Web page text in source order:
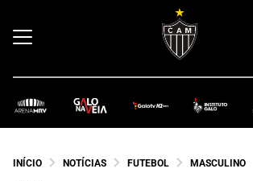
INÍCIO NOTÍCIAS FUTEBOL MASCULINO